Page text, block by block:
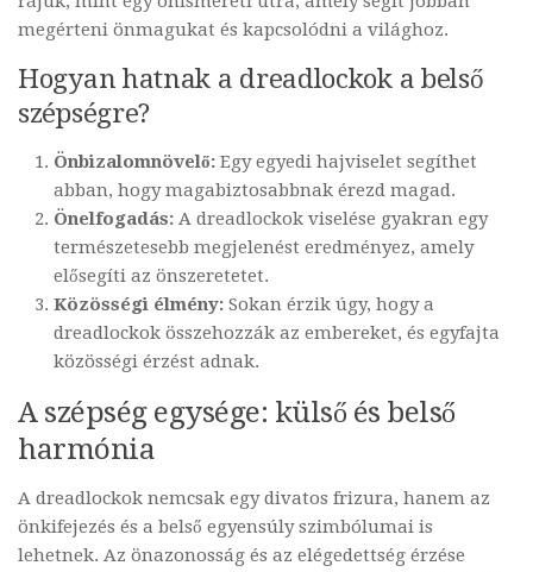
megérteni önmagukat és kapcsolódni a világhoz.
Hogyan hatnak a dreadlockok a belső
szépségre?
Önbizalomnövelő: Egy egyedi hajviselet segíthet
abban, hogy magabiztosabbnak érezd magad.
Önelfogadás: A dreadlockok viselése gyakran egy
természetesebb megjelenést eredményez, amely
elősegíti az önszeretetet.
Közösségi élmény: Sokan érzik úgy, hogy a
dreadlockok összehozzák az embereket, és egyfajta
közösségi érzést adnak.
A szépség egysége: külső és belső
harmónia
A dreadlockok nemcsak egy divatos frizura, hanem az
önkifejezés és a belső egyensúly szimbólumai is
lehetnek. Az önazonosság és az elégedettség érzése